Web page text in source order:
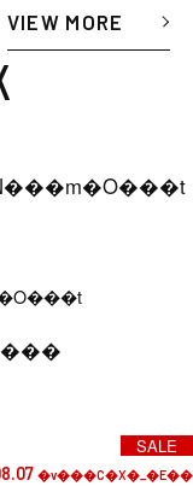
VIEW MORE
SALE
�v���C�X�_�E��